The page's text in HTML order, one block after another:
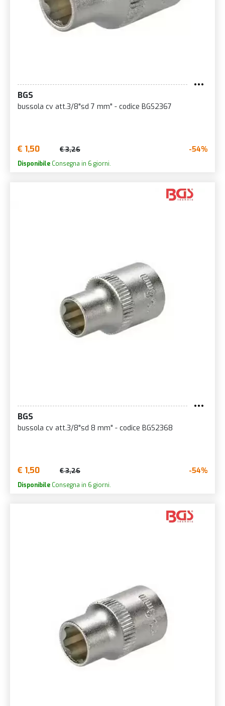
BGS
bussola cv att.3/8"sd 7 mm" - codice BGS2367
€ 1,50 € 3,26 -54%
Disponibile Consegna in 6 giorni.
BGS
bussola cv att.3/8"sd 8 mm" - codice BGS2368
€ 1,50 € 3,26 -54%
Disponibile Consegna in 6 giorni.